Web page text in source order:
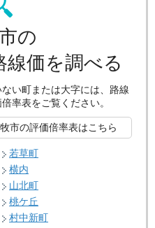
の
線価を調べる
い町または大字には、路線
率表をご覧ください。
市の評価倍率表はこちら
若草町
横内
山北町
桃ケ丘
村中新町